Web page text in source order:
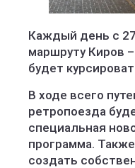
Каждый день с
маршруту Киров
будет
В ходе всего
ретропоезда
специальная
программа.
создать